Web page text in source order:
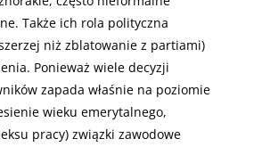
Także ich rola polityczna
niż zblatowanie z partiami)
Ponieważ wiele decyzji
zapada właśnie na poziomie
wieku emerytalnego,
pracy) związki zawodowe